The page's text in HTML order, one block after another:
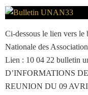
Ci-dessous le lien vers
Nationale des
Lien : 10 04 22 bulletin
D’INFORMATIONS
REUNION DU 09